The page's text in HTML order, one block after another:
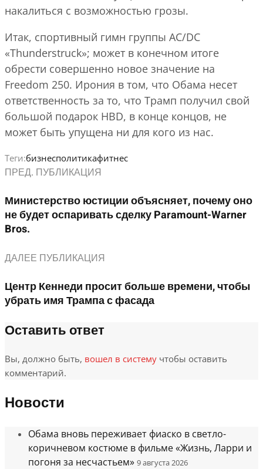
накалиться с возможностью грозы.
Итак, спортивный гимн группы AC/DC
«Thunderstruck»; может в конечном итоге
обрести совершенно новое значение на
Freedom 250. Ирония в том, что Обама несет
ответственность за то, что Трамп получил свой
большой подарок HBD, в конце концов, не
может быть упущена ни для кого из нас.
Теги:бизнесполитикафитнес
ПРЕД. ПУБЛИКАЦИЯ
Министерство юстиции объясняет, почему оно
не будет оспаривать сделку Paramount-Warner
Bros.
ДАЛЕЕ ПУБЛИКАЦИЯ
Центр Кеннеди просит больше времени, чтобы
убрать имя Трампа с фасада
Оставить ответ
Вы, должно быть, вошел в систему чтобы оставить
комментарий.
Новости
Обама вновь переживает фиаско в светло-
коричневом костюме в фильме «Жизнь, Ларри и
погоня за несчастьем» 9 августа 2026